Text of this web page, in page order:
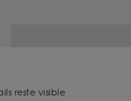
reste visible